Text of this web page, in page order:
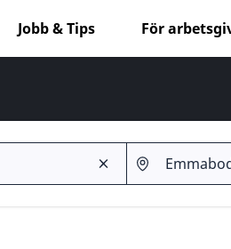
Jobb & Tips För